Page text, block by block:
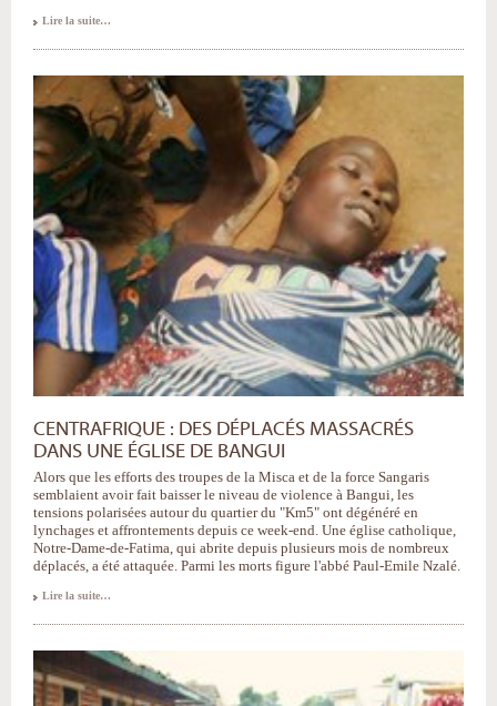
Lire la suite…
CENTRAFRIQUE : DES DÉPLACÉS MASSACRÉS
DANS UNE ÉGLISE DE BANGUI
Alors que les efforts des troupes de la Misca et de la force Sangaris
semblaient avoir fait baisser le niveau de violence à Bangui, les
tensions polarisées autour du quartier du "Km5" ont dégénéré en
lynchages et affrontements depuis ce week-end. Une église catholique,
Notre-Dame-de-Fatima, qui abrite depuis plusieurs mois de nombreux
déplacés, a été attaquée. Parmi les morts figure l'abbé Paul-Emile Nzalé.
Lire la suite…